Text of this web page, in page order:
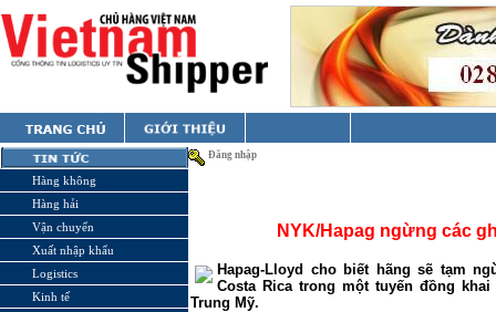
Hàng không
Hàng hải
Vận chuyển
Xuất nhập khẩu
Logistics
Kinh tế
Đăng nhập
NYK/Hapag ngừng các
Hapag-Lloyd cho biết hãng sẽ tạm
Costa Rica trong một tuyến đồng
Trung Mỹ.